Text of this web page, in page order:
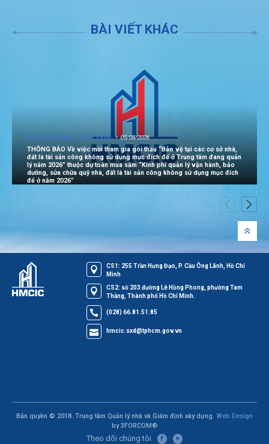
BÀI VIẾT KHÁC
[TIN TUYỂN DỤNG - MUA SẮM] 05/08/2026
THÔNG BÁO Về việc mời tham gia gói thầu “Bảo vệ tại các cơ sở nhà,
đất là tài sản công không sử dụng mục đích để ở Trung tâm đang quản
lý năm 2026” thuộc dự toán mua sắm “Kinh phí quản lý vận hành, bảo
dưỡng, sửa chữa quỹ nhà, đất là tài sản công không sử dụng mục đích
để ở năm 2026”
CS1: 255 Trần Hưng Đạo, P. Cầu Ông Lãnh, Hồ Chí
Minh
CS2: số 203 đường Lê Hồng Phong, phường Tam
Thắng, Thành phố Hồ Chí Minh.
(028) 66.81.51.85
hmcic.sxd@tphcm.gov.vn
Bản quyền © 2018. Trung tâm Quản lý nhà và Giám định xây dựng. Web Design
by 3FORCOM®
Theo dõi chúng tôi